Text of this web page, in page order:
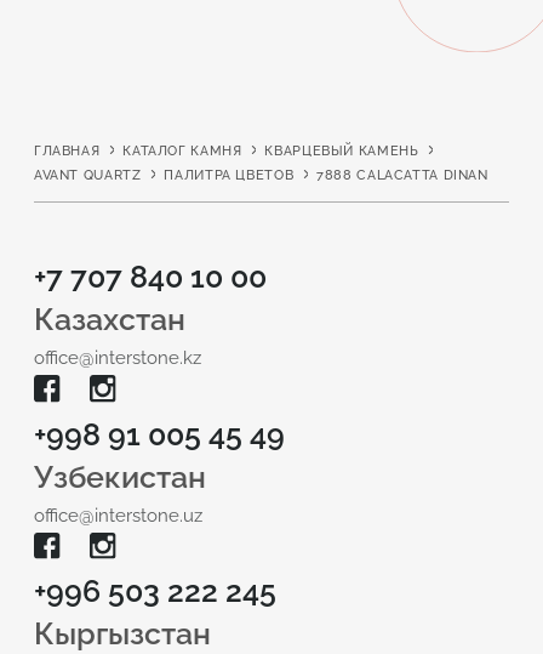
ГЛАВНАЯ КАТАЛОГ КАМНЯ
КВАРЦЕВЫЙ КАМЕНЬ
AVANT QUARTZ
ПАЛИТРА ЦВЕТОВ 7888 CALACATTA DINAN
+7 707 840 10 00
Казахстан
office@interstone.kz
+998 91 005 45 49
Узбекистан
office@interstone.uz
+996 503 222 245
Кыргызстан